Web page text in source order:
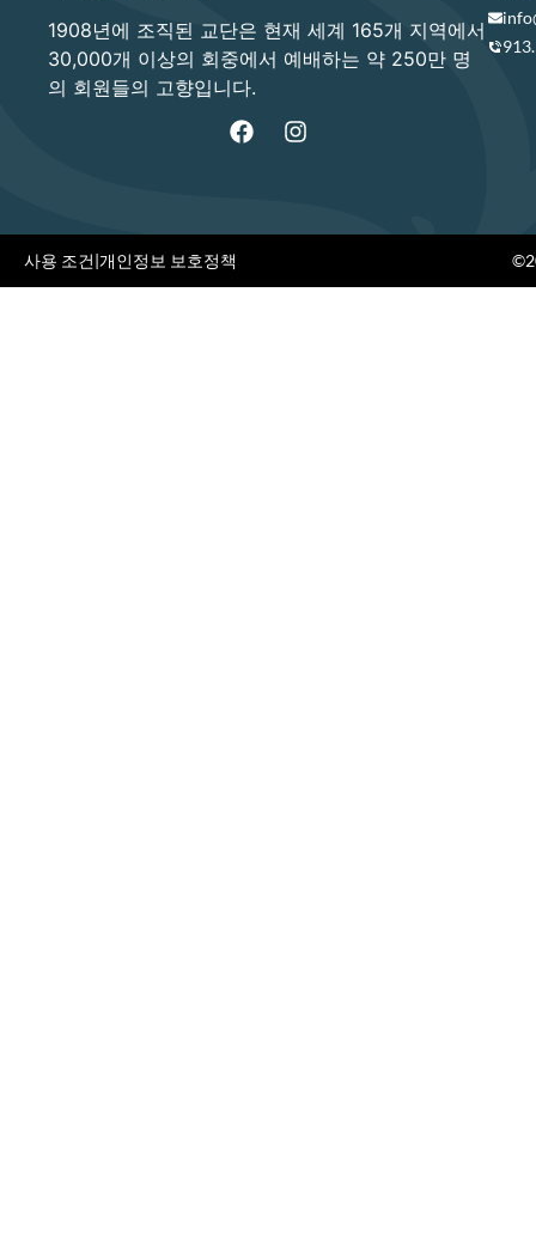
1908년에 조직된 교단은 현재 세계 165개 지역에서
30,000개 이상의 회중에서 예배하는 약 250만 명
의 회원들의 고향입니다.
사용 조건|개인정보 보호정책